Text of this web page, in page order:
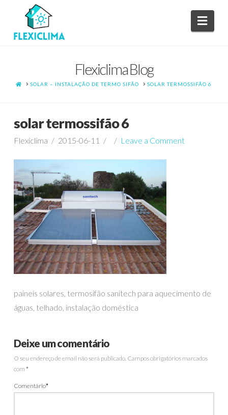
Flexiclima Blog
HOMESOLAR – INSTALAÇÃO DE TERMO SIFÃO SOLAR TERMOSSIFÃO 6
solar termossifão 6
Flexiclima 2015-06-11 Leave a Comment
paineis solares, termosifão sanitech para aquecimento de
águas, telhado, instalação doméstica
Deixe um comentário
O seu endereço de email não será publicado. Campos obrigatórios marcados
com *
Comentário*